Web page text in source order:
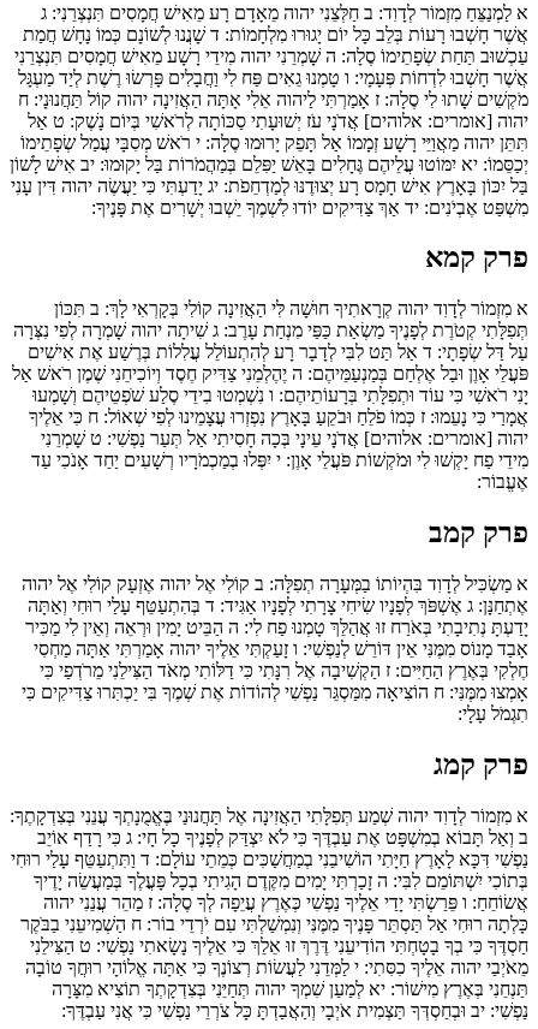
א לַמְנַצֵּחַ מִזְמוֹר לְדָוִד: ב חַלְּצֵנִי יהוה מֵאָדָם רָע מֵאִישׁ חֲמָסִים תִּנְצְרֵנִי: ג
אֲשֶׁר חָשְׁבוּ רָעוֹת בְּלֵב כָּל יוֹם יָגוּרוּ מִלְחָמוֹת: ד שָׁנֲנוּ לְשׁוֹנָם כְּמוֹ נָחָשׁ חֲמַת
עַכְשׁוּב תַּחַת שְׂפָתֵימוֹ סֶלָה: ה שָׁמְרֵנִי יהוה מִידֵי רָשָׁע מֵאִישׁ חֲמָסִים תִּנְצְרֵנִי
אֲשֶׁר חָשְׁבוּ לִדְחוֹת פְּעָמָי: ו טָמְנוּ גֵאִים פַּח לִי וַחֲבָלִים פָּרְשׂוּ רֶשֶׁת לְיַד מַעְגָּל
מֹקְשִׁים שָׁתוּ לִי סֶלָה: ז אָמַרְתִּי לַיהוה אֵלִי אָתָּה הַאֲזִינָה יהוה קוֹל תַּחֲנוּנָי: ח
יהוה [אומרים: אלוהים] אֲדֹנָי עֹז יְשׁוּעָתִי סַכּוֹתָה לְרֹאשִׁי בְּיוֹם נָשֶׁק: ט אַל
תִּתֵּן יהוה מַאֲוַיֵּי רָשָׁע זְמָמוֹ אַל תָּפֵק יָרוּמוּ סֶלָה: י רֹאשׁ מְסִבָּי עֲמַל שְׂפָתֵימוֹ
יְכַסֵּמוֹ: יא יִמּוֹטוּ עֲלֵיהֶם גֶּחָלִים בָּאֵשׁ יַפִּלֵם בְּמַהֲמֹרוֹת בַּל יָקוּמוּ: יב אִישׁ לָשׁוֹן
בַּל יִכּוֹן בָּאָרֶץ אִישׁ חָמָס רָע יְצוּדֶנּוּ לְמַדְחֵפֹת: יג יָדַעְתִּי כִּי יַעֲשֶׂה יהוה דִּין עָנִי
מִשְׁפַּט אֶבְיֹנִים: יד אַךְ צַדִּיקִים יוֹדוּ לִשְׁמֶךָ יֵשְׁבוּ יְשָׁרִים אֶת פָּנֶיךָ:
פרק קמא
א מִזְמוֹר לְדָוִד יהוה קְרָאתִיךָ חוּשָׁה לִּי הַאֲזִינָה קוֹלִי בְּקָרְאִי לָךְ: ב תִּכּוֹן
תְּפִלָּתִי קְטֹרֶת לְפָנֶיךָ מַשְׂאַת כַּפַּי מִנְחַת עָרֶב: ג שִׁיתָה יהוה שָׁמְרָה לְפִי נִצְּרָה
עַל דַּל שְׂפָתָי: ד אַל תַּט לִבִּי לְדָבָר רָע לְהִתְעוֹלֵל עֲלִלוֹת בְּרֶשַׁע אֶת אִישִׁים
פֹּעֲלֵי אָוֶן וּבַל אֶלְחַם בְּמַנְעַמֵּיהֶם: ה יֶהֶלְמֵנִי צַדִּיק חֶסֶד וְיוֹכִיחֵנִי שֶׁמֶן רֹאשׁ אַל
יָנִי רֹאשִׁי כִּי עוֹד וּתְפִלָּתִי בְּרָעוֹתֵיהֶם: ו נִשְׁמְטוּ בִידֵי סֶלַע שֹׁפְטֵיהֶם וְשָׁמְעוּ
אֲמָרַי כִּי נָעֵמוּ: ז כְּמוֹ פֹלֵחַ וּבֹקֵעַ בָּאָרֶץ נִפְזְרוּ עֲצָמֵינוּ לְפִי שְׁאוֹל: ח כִּי אֵלֶיךָ
יהוה [אומרים: אלוהים] אֲדֹנָי עֵינָי בְּכָה חָסִיתִי אַל תְּעַר נַפְשִׁי: ט שָׁמְרֵנִי
מִידֵי פַח יָקְשׁוּ לִי וּמֹקְשׁוֹת פֹּעֲלֵי אָוֶן: י יִפְּלוּ בְמַכְמֹרָיו רְשָׁעִים יַחַד אָנֹכִי עַד
אֶעֱבוֹר:
פרק קמב
א מַשְׂכִּיל לְדָוִד בִּהְיוֹתוֹ בַמְּעָרָה תְפִלָּה: ב קוֹלִי אֶל יהוה אֶזְעָק קוֹלִי אֶל יהוה
אֶתְחַנָּן: ג אֶשְׁפֹּךְ לְפָנָיו שִׂיחִי צָרָתִי לְפָנָיו אַגִּיד: ד בְּהִתְעַטֵּף עָלַי רוּחִי וְאַתָּה
יָדַעְתָּ נְתִיבָתִי בְּאֹרַח זוּ אֲהַלֵּךְ טָמְנוּ פַח לִי: ה הַבֵּיט יָמִין וּרְאֵה וְאֵין לִי מַכִּיר
אָבַד מָנוֹס מִמֶּנִּי אֵין דּוֹרֵשׁ לְנַפְשִׁי: ו זָעַקְתִּי אֵלֶיךָ יהוה אָמַרְתִּי אַתָּה מַחְסִי
חֶלְקִי בְּאֶרֶץ הַחַיִּים: ז הַקְשִׁיבָה אֶל רִנָּתִי כִּי דַלּוֹתִי מְאֹד הַצִּילֵנִי מֵרֹדְפַי כִּי
אָמְצוּ מִמֶּנִּי: ח הוֹצִיאָה מִמַּסְגֵּר נַפְשִׁי לְהוֹדוֹת אֶת שְׁמֶךָ בִּי יַכְתִּרוּ צַדִּיקִים כִּי
תִגְמֹל עָלָי:
פרק קמג
א מִזְמוֹר לְדָוִד יהוה שְׁמַע תְּפִלָּתִי הַאֲזִינָה אֶל תַּחֲנוּנַי בֶּאֱמֻנָתְךָ עֲנֵנִי בְּצִדְקָתֶךָ:
ב וְאַל תָּבוֹא בְמִשְׁפָּט אֶת עַבְדֶּךָ כִּי לֹא יִצְדַּק לְפָנֶיךָ כָל חָי: ג כִּי רָדַף אוֹיֵב
נַפְשִׁי דִּכָּא לָאָרֶץ חַיָּתִי הוֹשִׁיבַנִי בְמַחֲשַׁכִּים כְּמֵתֵי עוֹלָם: ד וַתִּתְעַטֵּף עָלַי רוּחִי
בְּתוֹכִי יִשְׁתּוֹמֵם לִבִּי: ה זָכַרְתִּי יָמִים מִקֶּדֶם הָגִיתִי בְכָל פָּעֳלֶךָ בְּמַעֲשֵׂה יָדֶיךָ
אֲשׂוֹחֵחַ: ו פֵּרַשְׂתִּי יָדַי אֵלֶיךָ נַפְשִׁי כְּאֶרֶץ עֲיֵפָה לְךָ סֶלָה: ז מַהֵר עֲנֵנִי יהוה
כָּלְתָה רוּחִי אַל תַּסְתֵּר פָּנֶיךָ מִמֶּנִּי וְנִמְשַׁלְתִּי עִם יֹרְדֵי בוֹר: ח הַשְׁמִיעֵנִי בַבֹּקֶר
חַסְדֶּךָ כִּי בְךָ בָטָחְתִּי הוֹדִיעֵנִי דֶּרֶךְ זוּ אֵלֵךְ כִּי אֵלֶיךָ נָשָׂאתִי נַפְשִׁי: ט הַצִּילֵנִי
מֵאֹיְבַי יהוה אֵלֶיךָ כִסִּתִי: י לַמְּדֵנִי לַעֲשׂוֹת רְצוֹנֶךָ כִּי אַתָּה אֱלוֹהָי רוּחֲךָ טוֹבָה
תַּנְחֵנִי בְּאֶרֶץ מִישׁוֹר: יא לְמַעַן שִׁמְךָ יהוה תְּחַיֵּנִי בְּצִדְקָתְךָ תוֹצִיא מִצָּרָה
נַפְשִׁי: יב וּבְחַסְדְּךָ תַּצְמִית אֹיְבָי וְהַאֲבַדְתָּ כָּל צֹרְרֵי נַפְשִׁי כִּי אֲנִי עַבְדֶּךָ: